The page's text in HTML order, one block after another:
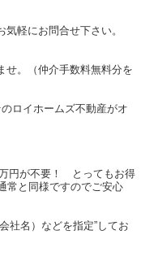
軽にお問合せ下さい。
せ。（仲介手数料無料分を
ロイホームズ不動産がオ
円が不要！ とってもお得
常と同様ですのでご安心
社名）などを指定”してお